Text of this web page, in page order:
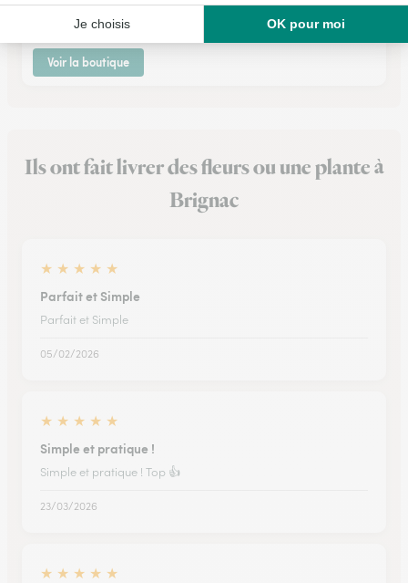
C.Cial Super U ZAC de Kerd'Hervé
Voir la boutique
Ils ont fait livrer des fleurs ou une plante à
Brignac
★ ★ ★ ★ ★
Parfait et Simple
Parfait et Simple
05/02/2026
★ ★ ★ ★ ★
Simple et pratique !
Simple et pratique ! Top 👍
23/03/2026
★ ★ ★ ★ ★